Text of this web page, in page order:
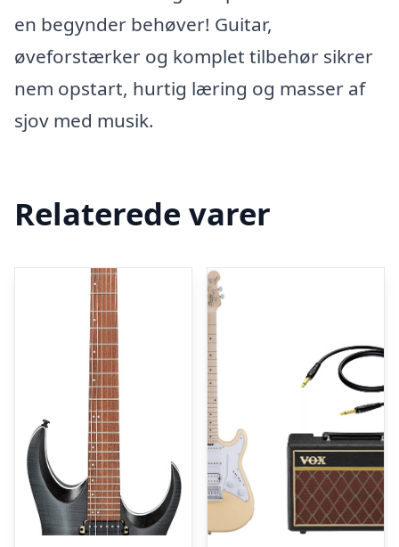
en begynder behøver! Guitar,
øveforstærker og komplet tilbehør sikrer
nem opstart, hurtig læring og masser af
sjov med musik.
Relaterede varer